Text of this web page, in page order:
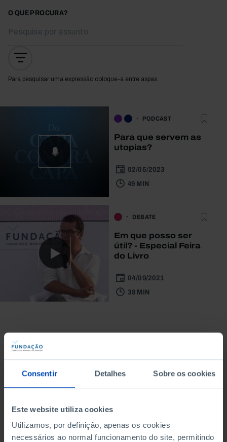
Consentir Detalhes Sobre os cookies
Este website utiliza cookies
Utilizamos, por definição, apenas os cookies
necessários ao normal funcionamento do site, permitindo
O QUE PROCURA?
Para pesquisar uma expressão coloque-a entre aspas
PODCAST
Para que servem as
utopias?
02/05/2023
49 MIN
DEBATE
Em que posso ser
útil? - Especial Feira
do Livro
04/09/2021
39 MIN
À venda na Livraria